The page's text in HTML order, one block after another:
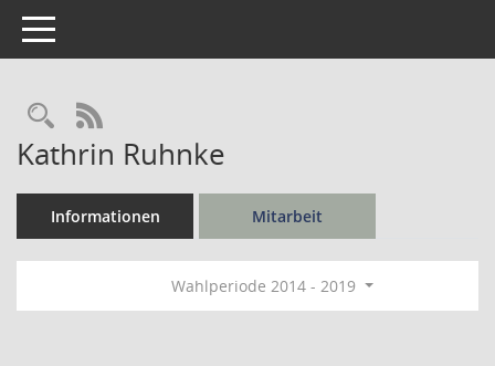
Toggle navigation
Rechercheauswahl
RSS-Feed
Kathrin Ruhnke
Informationen Mitarbeit
Wahlperiode 2014 - 2019